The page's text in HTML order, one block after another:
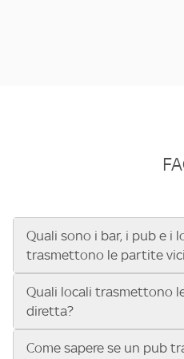
Quali sono i bar, i pub e i
trasmettono le partite
Se cerchi un bar, pub,
vedere le partite di Serie A
UEFA Champions League, la
Conference League, il Tennis,
Quali locali trasmettono
diretta?
Vuoi sapere quali bar, pub o
Come sapere se un pub